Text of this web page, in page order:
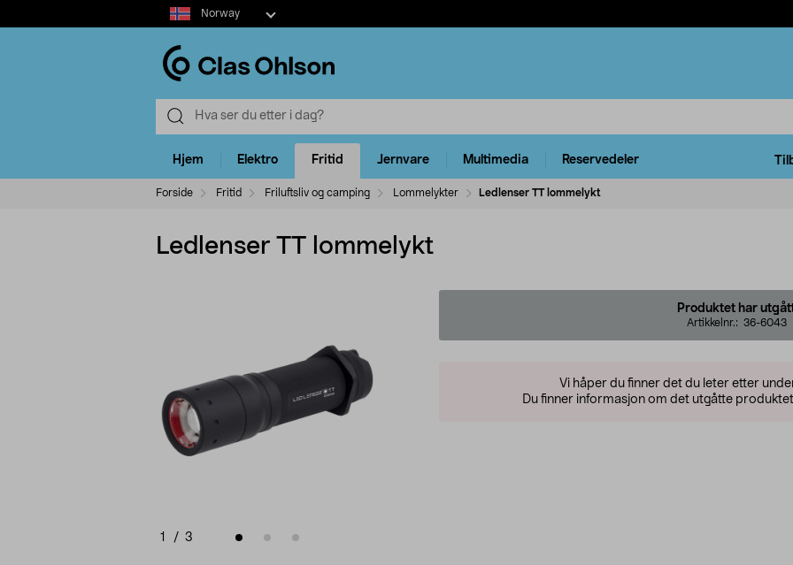
Select
market
Norway
Hjem Elektro Fritid Jernvare Multimedia Reservedeler
Forside Fritid Friluftsliv og camping Lommelykter Ledlenser TT lommelykt
Ledlenser TT lommelykt
1 / 3
Produktet har
Artikkelnr.: 36-6043
Vi håper du finner det du leter etter
Du finner informasjon om det utgåtte